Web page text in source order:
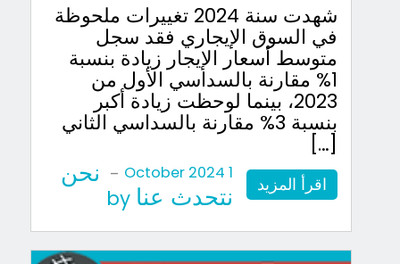
شهدت سنة 2024 تغييرات ملحوظة
في السوق الإيجاري فقد سجل
متوسط أسعار الإيجار زيادة بنسبة
1% مقارنة بالسداسي الأول من
2023، بينما لوحظت زيادة أكبر
بنسبة 3% مقارنة بالسداسي الثاني
[…]
اقرأ المزيد
1 October 2024
- نحن
نتحدث عنا by